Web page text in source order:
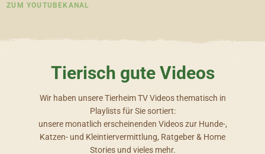
ZUM YOUTUBEKANAL
Tierisch gute Videos
Wir haben unsere Tierheim TV Videos thematisch in
Playlists für Sie sortiert:
unsere monatlich erscheinenden Videos zur Hunde-,
Katzen- und Kleintiervermittlung, Ratgeber & Home
Stories und vieles mehr.